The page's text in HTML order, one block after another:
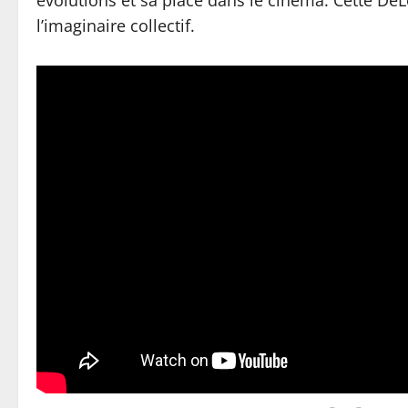
l’imaginaire collectif.